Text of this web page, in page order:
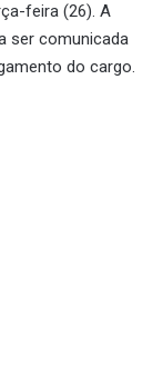
feira (26). A
ser comunicada
do cargo.